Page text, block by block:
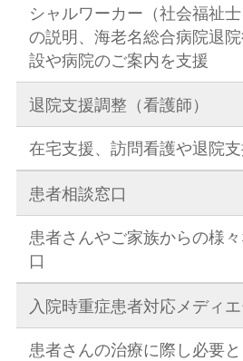
シャルワーカー（社会福祉
の説明、海老名総合病院退
設や病院のご案内を支援
退院支援調整（看護師）
在宅支援、訪問看護や退院
患者相談窓口
患者さんやご家族からの様
口
入院時重症患者対応メディ
患者さんの治療に際し必要